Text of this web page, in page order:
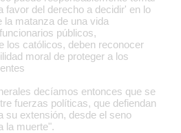
favor del derecho a decidir' en lo
la matanza de una vida
públicos,
los católicos, deben reconocer
moral de proteger a los
decíamos entonces que se
fuerzas políticas, que defiendan
su extensión, desde el seno
la muerte".